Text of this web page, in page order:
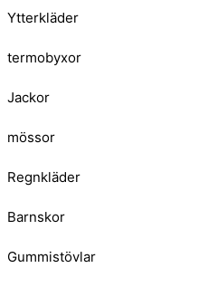
Ytterkläder
termobyxor
Jackor
mössor
Regnkläder
Barnskor
Gummistövlar